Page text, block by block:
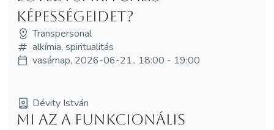
képességeidet?
Transpersonal
alkímia, spiritualitás
vasárnap, 2026-06-21., 18:00 - 19:00
Dévity István
Mi az a funkcionális